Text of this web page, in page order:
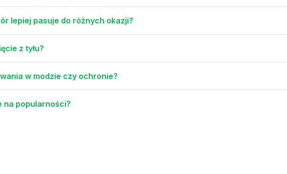
lepiej pasuje do różnych okazji?
z tyłu?
w modzie czy ochronie?
na popularności?